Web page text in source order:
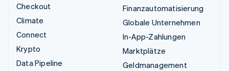
Checkout
Climate
Connect
Krypto
Data Pipeline
Finanzautomatisierung
Globale Unternehmen
In-App-Zahlungen
Marktplätze
Geldmanagement